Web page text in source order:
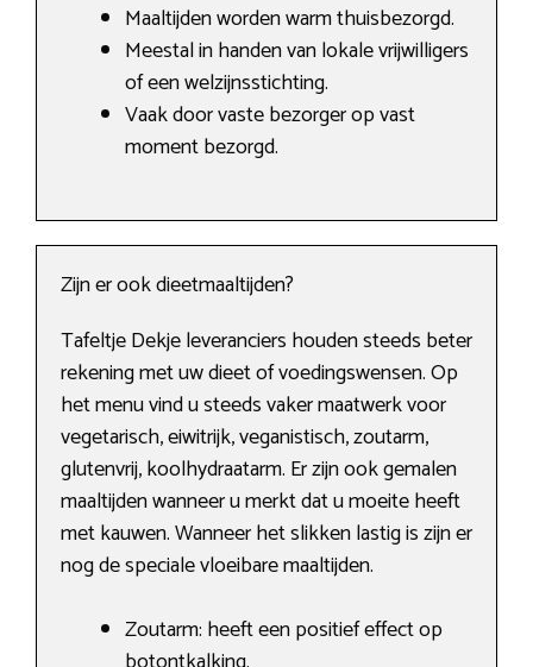
Maaltijden worden warm thuisbezorgd.
Meestal in handen van lokale vrijwilligers
of een welzijnsstichting.
Vaak door vaste bezorger op vast
moment bezorgd.
Zijn er ook dieetmaaltijden?
Tafeltje Dekje leveranciers houden steeds beter
rekening met uw dieet of voedingswensen. Op
het menu vind u steeds vaker maatwerk voor
vegetarisch, eiwitrijk, veganistisch, zoutarm,
glutenvrij, koolhydraatarm. Er zijn ook gemalen
maaltijden wanneer u merkt dat u moeite heeft
met kauwen. Wanneer het slikken lastig is zijn er
nog de speciale vloeibare maaltijden.
Zoutarm: heeft een positief effect op